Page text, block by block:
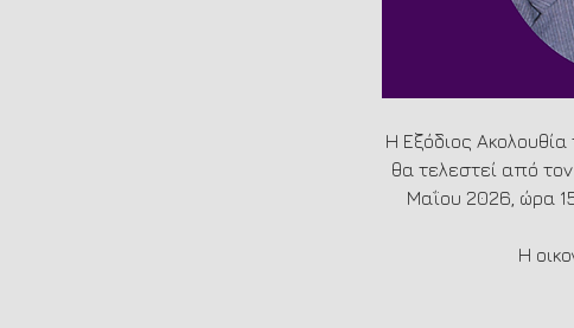
Η Εξόδιος
θα τελεστεί από τον
Μαΐου 2026, ώρα
Η